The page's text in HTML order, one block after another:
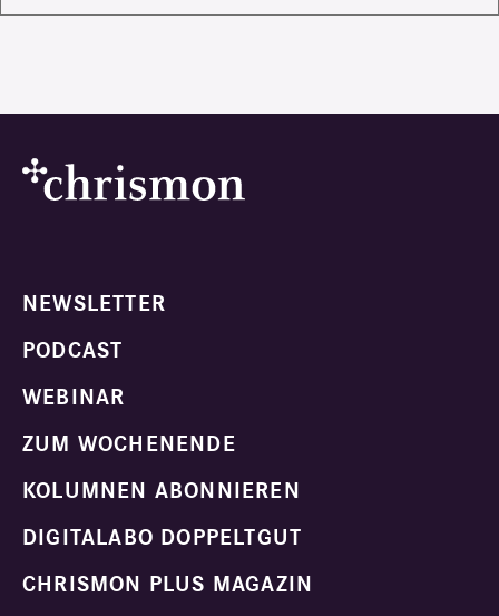
NEWSLETTER
PODCAST
WEBINAR
ZUM WOCHENENDE
KOLUMNEN ABONNIEREN
DIGITALABO DOPPELTGUT
CHRISMON PLUS MAGAZIN